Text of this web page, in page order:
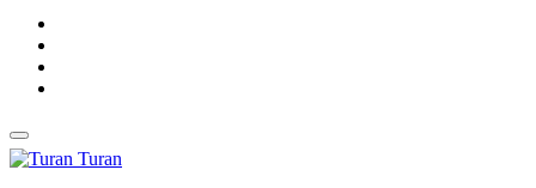
Turan